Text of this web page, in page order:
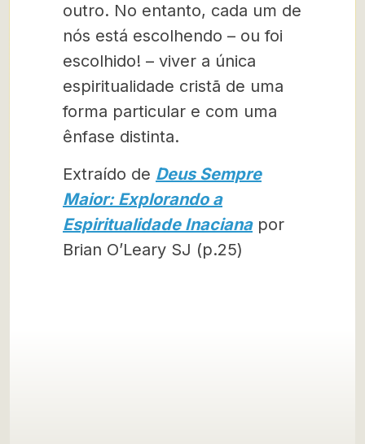
outro. No entanto, cada um de
nós está escolhendo – ou foi
escolhido! – viver a única
espiritualidade cristã de uma
forma particular e com uma
ênfase distinta.
Extraído de Deus Sempre
Maior: Explorando a
Espiritualidade Inacianapor
Brian O’Leary SJ (p.25)